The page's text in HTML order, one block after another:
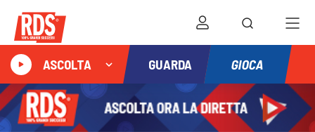
ASCOLTA GUARDA GIOCA